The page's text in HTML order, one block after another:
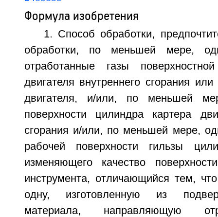
Формула изобретения
1. Способ обработки,
обработки, по меньшей мере,
отработанные газы
двигателя внутреннего сгорания
двигателя, и/или, по меньшей
поверхности цилиндра картера
сгорания и/или, по меньшей мере,
рабочей поверхности гильзы
изменяющего качество
инструмента, отличающийся тем,
одну, изготовленную из
материала, направляющую